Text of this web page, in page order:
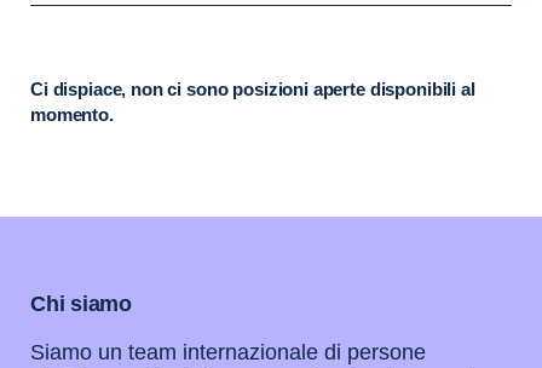
Ci dispiace, non ci sono posizioni aperte disponibili al
momento.
Chi siamo
Siamo un team internazionale di persone